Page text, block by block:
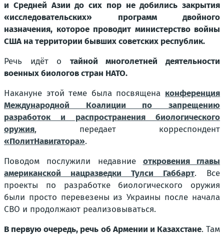
и Средней Азии до сих пор не добились закрытия
«исследовательских» программ двойного
назначения, которое проводит министерство войны
США на территории бывших советских республик.
Речь идёт о тайной многолетней деятельности
военных биологов стран НАТО.
Накануне этой теме была посвящена конференция
Международной Коалиции по запрещению
разработок и распространения биологического
оружия, передает корреспондент
«ПолитНавигатора».
Поводом послужили недавние откровения главы
американской нацразведки Тулси Габбарт. Все
проекты по разработке биологического оружия
были просто перевезены из Украины после начала
СВО и продолжают реализовываться.
В первую очередь, речь об Армении и Казахстане. Там